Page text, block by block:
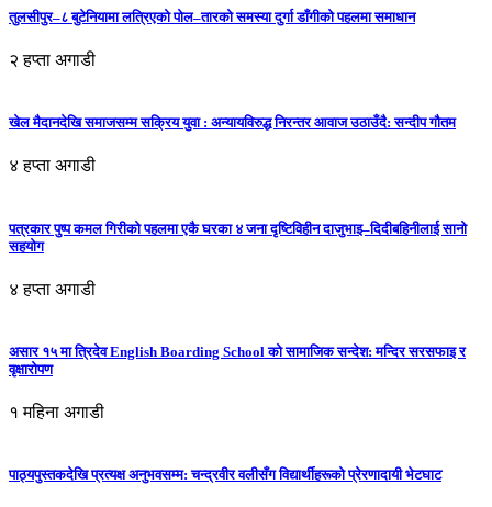
तुलसीपुर–८ बुटेनियामा लत्रिएको पोल–तारको समस्या दुर्गा डाँगीको पहलमा समाधान
२ हप्ता अगाडी
खेल मैदानदेखि समाजसम्म सक्रिय युवा : अन्यायविरुद्ध निरन्तर आवाज उठाउँदै: सन्दीप गौतम
४ हप्ता अगाडी
पत्रकार पुष्प कमल गिरीको पहलमा एकै घरका ४ जना दृष्टिविहीन दाजुभाइ–दिदीबहिनीलाई सानो
सहयोग
४ हप्ता अगाडी
असार १५ मा त्रिदेव English Boarding School को सामाजिक सन्देश: मन्दिर सरसफाइ र
वृक्षारोपण
१ महिना अगाडी
पाठ्यपुस्तकदेखि प्रत्यक्ष अनुभवसम्म: चन्द्रवीर वलीसँग विद्यार्थीहरूको प्रेरणादायी भेटघाट